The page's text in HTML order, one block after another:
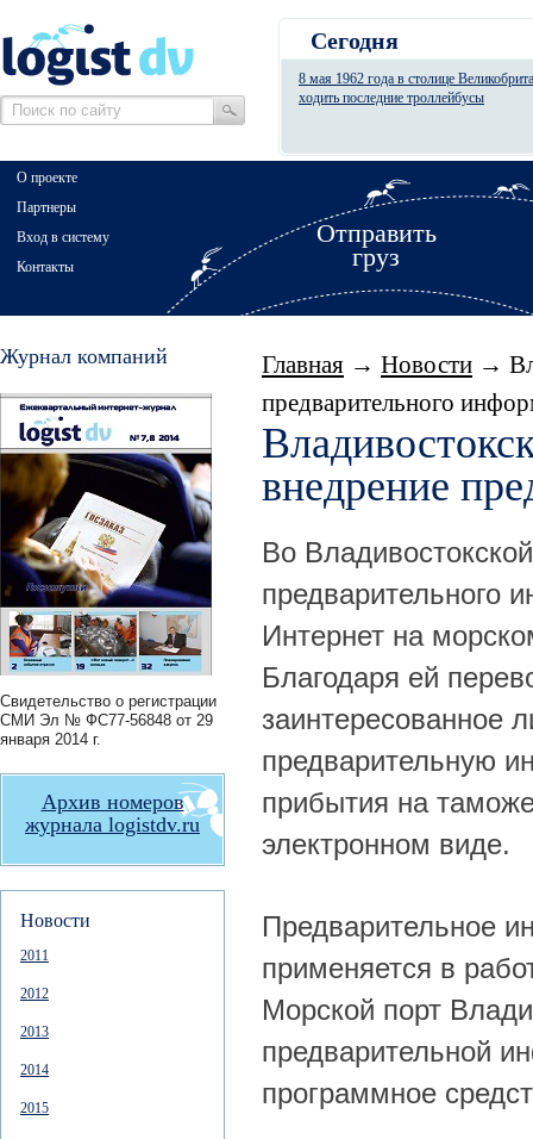
Сегодня
8 мая 1962 года в столице
ходить последние троллейбусы
Отправить
груз
О проекте
Партнеры
Вход в систему
Контакты
Журнал компаний
Свидетельство о регистрации
СМИ Эл № ФС77-56848 от 29
января 2014 г.
Архив номеров
журнала logistdv.ru
Новости
2011
2012
2013
2014
2015
Главная → Новости →
предварительного
внедрение
Во
предварительного
Интернет на
Благодаря ей
заинтересованное
предварительную
прибытия на
электронном виде.
Предварительное
применяется в
Морской порт
предварительной
программное